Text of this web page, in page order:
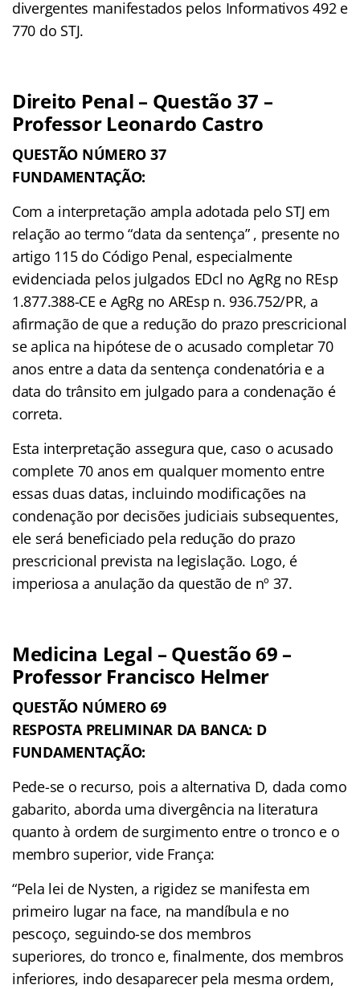
divergentes manifestados pelos Informativos 492 e
770 do STJ.
Direito Penal – Questão 37 –
Professor Leonardo Castro
QUESTÃO NÚMERO 37
FUNDAMENTAÇÃO:
Com a interpretação ampla adotada pelo STJ em
relação ao termo “data da sentença” , presente no
artigo 115 do Código Penal, especialmente
evidenciada pelos julgados EDcl no AgRg no REsp
1.877.388-CE e AgRg no AREsp n. 936.752/PR, a
afirmação de que a redução do prazo prescricional
se aplica na hipótese de o acusado completar 70
anos entre a data da sentença condenatória e a
data do trânsito em julgado para a condenação é
correta.
Esta interpretação assegura que, caso o acusado
complete 70 anos em qualquer momento entre
essas duas datas, incluindo modificações na
condenação por decisões judiciais subsequentes,
ele será beneficiado pela redução do prazo
prescricional prevista na legislação. Logo, é
imperiosa a anulação da questão de nº 37.
Medicina Legal – Questão 69 –
Professor Francisco Helmer
QUESTÃO NÚMERO 69
RESPOSTA PRELIMINAR DA BANCA: D
FUNDAMENTAÇÃO:
Pede-se o recurso, pois a alternativa D, dada como
gabarito, aborda uma divergência na literatura
quanto à ordem de surgimento entre o tronco e o
membro superior, vide França:
“Pela lei de Nysten, a rigidez se manifesta em
primeiro lugar na face, na mandíbula e no
pescoço, seguindo-se dos membros
superiores, do tronco e, finalmente, dos membros
inferiores, indo desaparecer pela mesma ordem,